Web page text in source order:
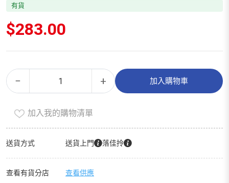
有貨
$283.00
−
妊
娠
防
霜
量
+ 加入購物車
Alternative:
加入我的購物清單
送貨方式 送貨上門 落佳拎
查看有貨分店 查看供應